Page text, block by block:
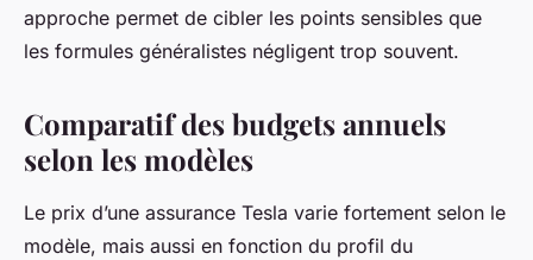
approche permet de cibler les points sensibles que
les formules généralistes négligent trop souvent.
Comparatif des budgets annuels
selon les modèles
Le prix d’une assurance Tesla varie fortement selon le
modèle, mais aussi en fonction du profil du